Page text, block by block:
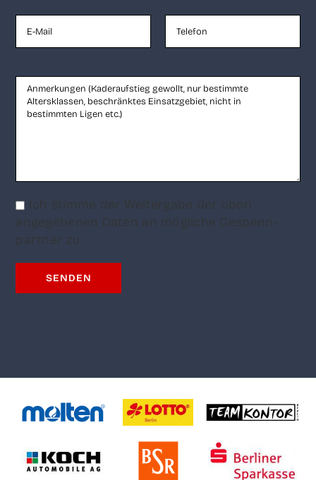
Ich stim­me der Wei­ter­ga­be der oben
ange­ge­be­nen Daten an mög­li­che Gespann­
part­ner zu.